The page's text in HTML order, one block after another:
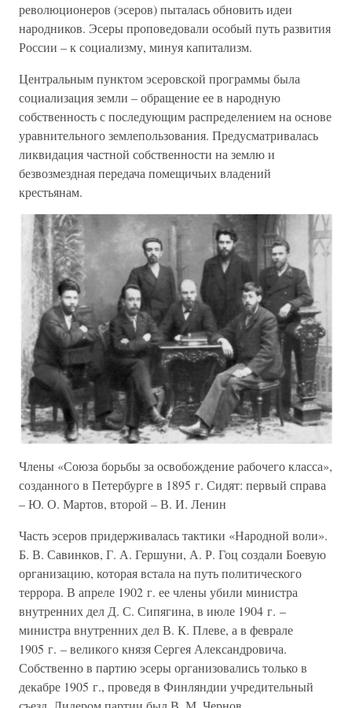
революционеров (эсеров) пыталась обновить идеи
народников. Эсеры проповедовали особый путь развития
России – к социализму, минуя капитализм.
Центральным пунктом эсеровской программы была
социализация земли – обращение ее в народную
собственность с последующим распределением на основе
уравнительного землепользования. Предусматривалась
ликвидация частной собственности на землю и
безвозмездная передача помещичьих владений
крестьянам.
Члены «Союза борьбы за освобождение рабочего класса»,
созданного в Петербурге в 1895 г. Сидят: первый справа
– Ю. О. Мартов, второй – В. И. Ленин
Часть эсеров придерживалась тактики «Народной воли».
Б. В. Савинков, Г. А. Гершуни, А. Р. Гоц создали Боевую
организацию, которая встала на путь политического
террора. В апреле 1902 г. ее члены убили министра
внутренних дел Д. С. Сипягина, в июле 1904 г. –
министра внутренних дел В. К. Плеве, а в феврале
1905 г. – великого князя Сергея Александровича.
Собственно в партию эсеры организовались только в
декабре 1905 г., проведя в Финляндии учредительный